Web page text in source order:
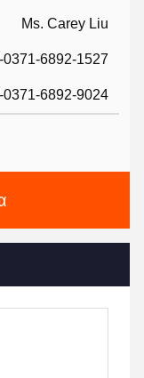
Ms. Carey Liu
0371-6892-1527
0371-6892-9024